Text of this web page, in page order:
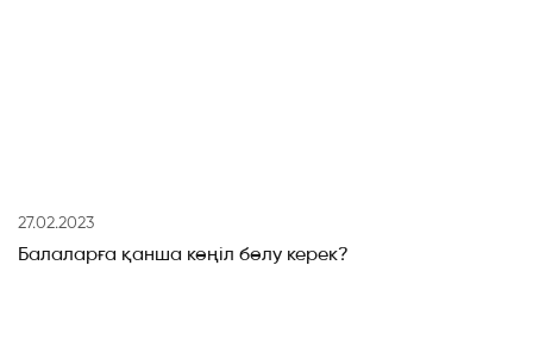
27.02.2023
Балаларға қанша көңіл бөлу керек?